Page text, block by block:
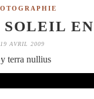
SOLEIL
19 AVRIL 2009
terra nullius